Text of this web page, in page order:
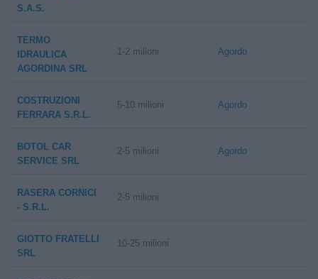
S.A.S.
TERMO
IDRAULICA
AGORDINA SRL
1-2 milioni Agordo
COSTRUZIONI
FERRARA S.R.L.
5-10 milioni Agordo
BOTOL CAR
SERVICE SRL
2-5 milioni Agordo
RASERA CORNICI
- S.R.L.
2-5 milioni
GIOTTO FRATELLI
SRL
10-25 milioni